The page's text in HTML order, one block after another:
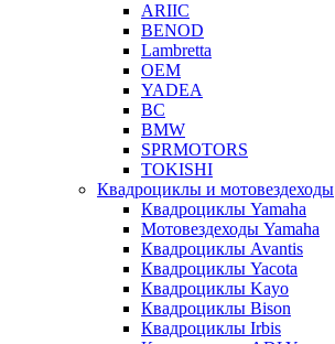
ARIIC
BENOD
Lambretta
OEM
YADEA
BC
BMW
SPRMOTORS
TOKISHI
Квадроциклы и мотовездеходы
Квадроциклы Yamaha
Мотовездеходы Yamaha
Квадроциклы Avantis
Квадроциклы Yacota
Квадроциклы Kayo
Квадроциклы Bison
Квадроциклы Irbis